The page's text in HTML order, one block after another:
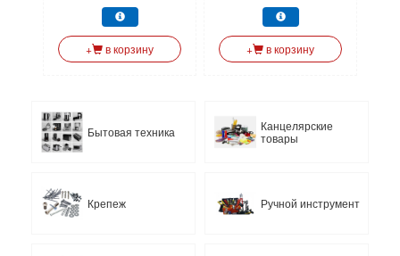
+ в корзину + в корзину
Бытовая техника
Канцелярские
товары
Крепеж Ручной инструмент